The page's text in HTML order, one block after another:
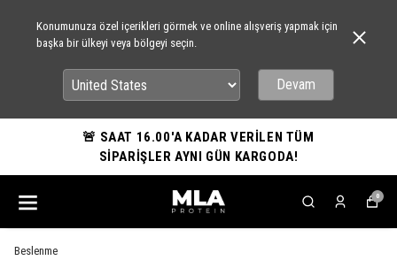
Konumunuza özel içerikleri görmek ve online alışveriş yapmak için
başka bir ülkeyi veya bölgeyi seçin.
Devam
🚨 SAAT 16.00'A KADAR VERİLEN TÜM
SİPARİŞLER AYNI GÜN KARGODA!
0
Beslenme